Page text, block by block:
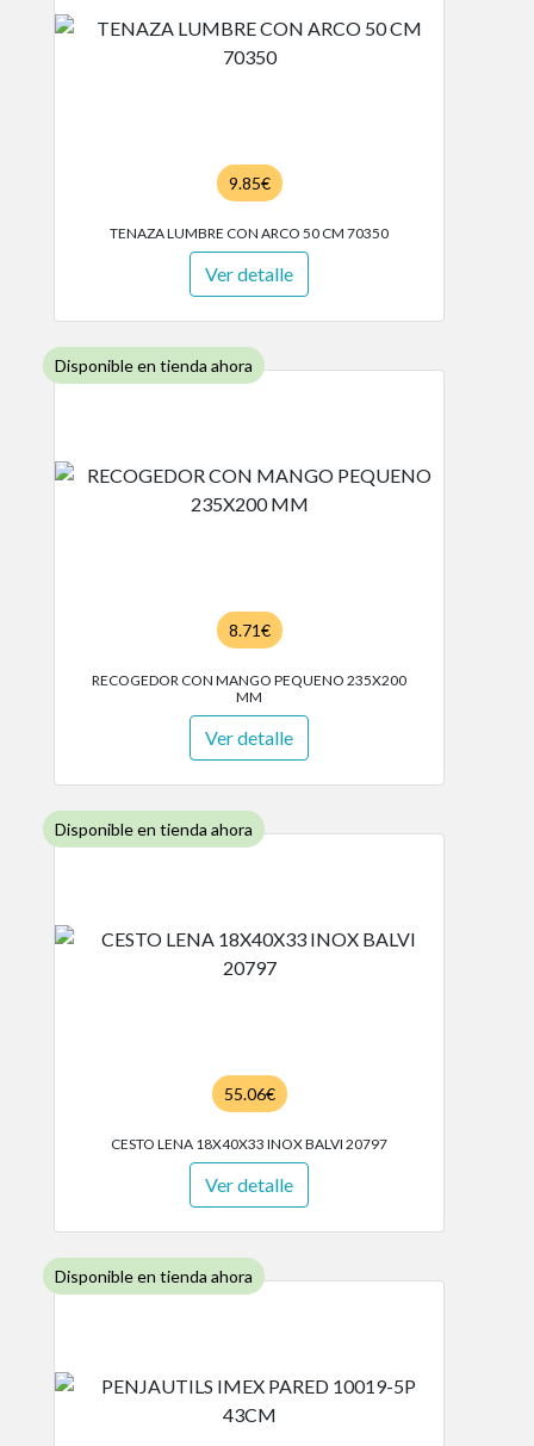
9.85€
TENAZA LUMBRE CON ARCO 50 CM 70350
Ver detalle
Disponible en tienda ahora
8.71€
RECOGEDOR CON MANGO PEQUENO 235X200
MM
Ver detalle
Disponible en tienda ahora
55.06€
CESTO LENA 18X40X33 INOX BALVI 20797
Ver detalle
Disponible en tienda ahora